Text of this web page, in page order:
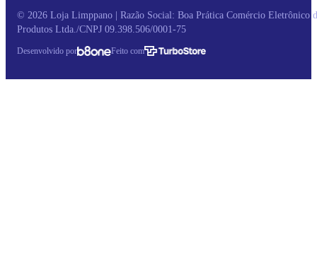
© 2026 Loja Limppano | Razão Social: Boa Prática Comércio Eletrônico
Produtos Ltda./CNPJ 09.398.506/0001-75
Desenvolvido por Feito com